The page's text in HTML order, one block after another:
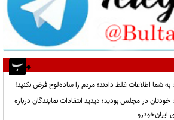
شما اطلاعات غلط دادند؛ مردم را ساده‌لوح فرض نکنید!
در مجلس بودید؛ دیدید انتقادات نمایندگان درباره
ایران‌خودرو